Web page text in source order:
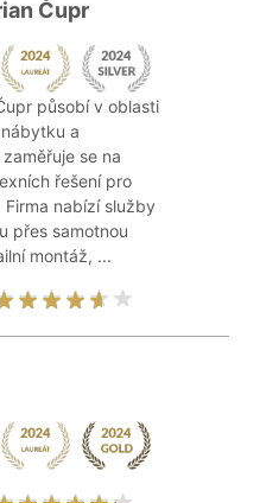
Čupr
působí v oblasti
a
se na
řešení pro
nabízí služby
přes samotnou
montáž, ...